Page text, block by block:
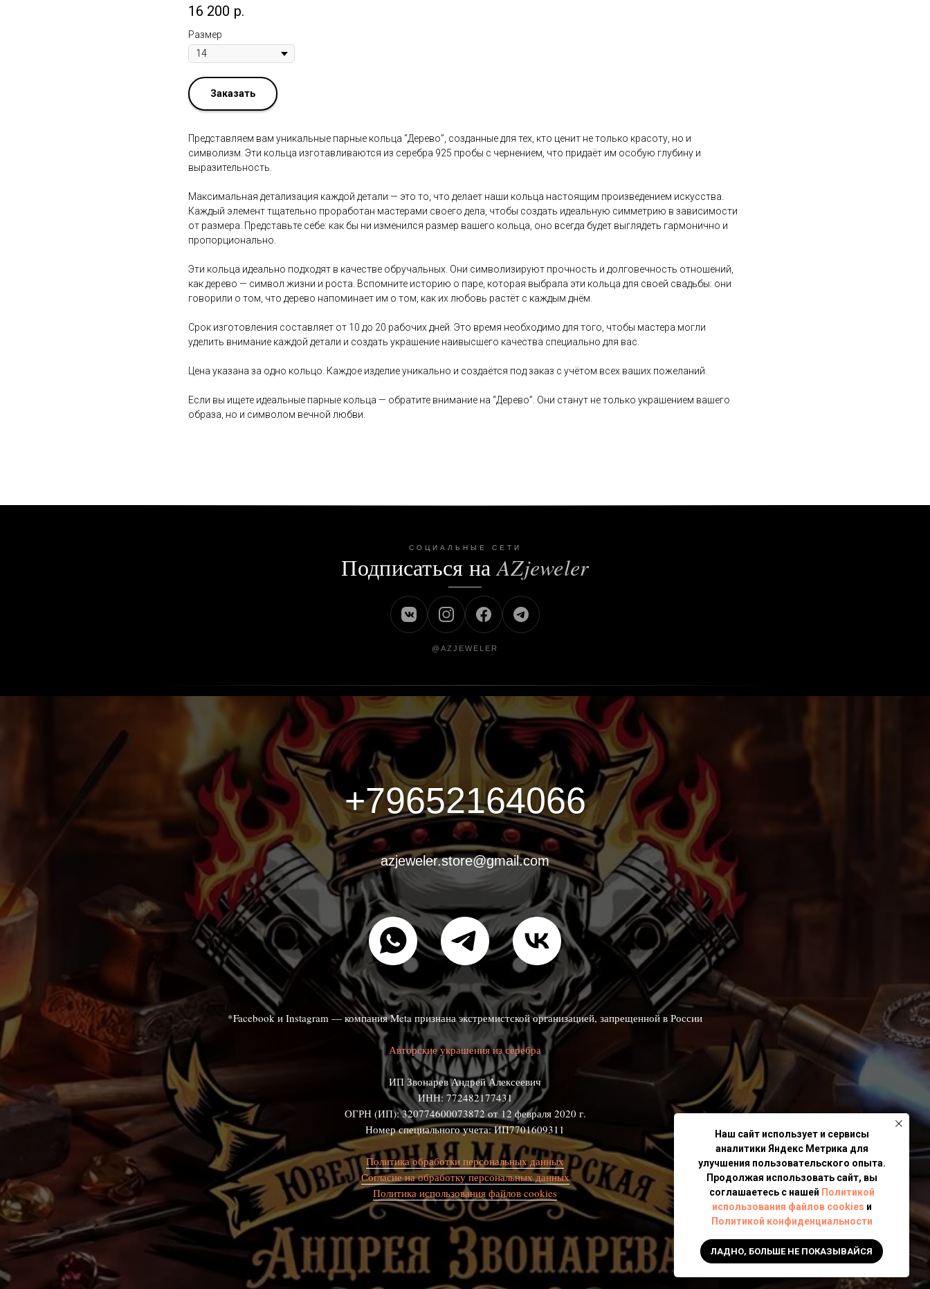
16 200 р.
Размер
Заказать
Представляем вам уникальные парные кольца “Дерево”, созданные для тех, кто ценит не только красоту, но и
символизм. Эти кольца изготавливаются из серебра 925 пробы с чернением, что придаёт им особую глубину и
выразительность.
Максимальная детализация каждой детали — это то, что делает наши кольца настоящим произведением искусства.
Каждый элемент тщательно проработан мастерами своего дела, чтобы создать идеальную симметрию в зависимости
от размера. Представьте себе: как бы ни изменился размер вашего кольца, оно всегда будет выглядеть гармонично и
пропорционально.
Эти кольца идеально подходят в качестве обручальных. Они символизируют прочность и долговечность отношений,
как дерево — символ жизни и роста. Вспомните историю о паре, которая выбрала эти кольца для своей свадьбы: они
говорили о том, что дерево напоминает им о том, как их любовь растёт с каждым днём.
Срок изготовления составляет от 10 до 20 рабочих дней. Это время необходимо для того, чтобы мастера могли
уделить внимание каждой детали и создать украшение наивысшего качества специально для вас.
Цена указана за одно кольцо. Каждое изделие уникально и создаётся под заказ с учётом всех ваших пожеланий.
Если вы ищете идеальные парные кольца — обратите внимание на “Дерево”. Они станут не только украшением вашего
образа, но и символом вечной любви.
Наш сайт использует и сервисы
аналитики Яндекс Метрика для
улучшения пользовательского опыта.
Продолжая использовать сайт, вы
соглашаетесь с нашей Политикой
использования файлов cookies и
Политикой конфиденциальности
ЛАДНО, БОЛЬШЕ НЕ ПОКАЗЫВАЙСЯ
СОЦИАЛЬНЫЕ СЕТИ
Подписаться на AZjeweler
@AZJEWELER
+79652164066
azjeweler.store@gmail.com
*Facebook и Instagram — компания Meta признана экстремистской организацией, запрещенной в России
Авторские украшения из серебра
ИП Звонарев Андрей Алексеевич
ИНН: 772482177431
ОГРН (ИП): 320774600073872 от 12 февраля 2020 г.
Номер специального учета: ИП7701609311
Политика обработки персональных данных
Согласие на обработку персональных данных
Политика использования файлов cookies